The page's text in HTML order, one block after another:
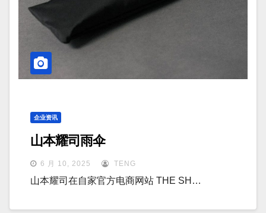
企业资讯
山本耀司雨伞
6 月 10, 2025 TENG
山本耀司在自家官方电商网站 THE SH…